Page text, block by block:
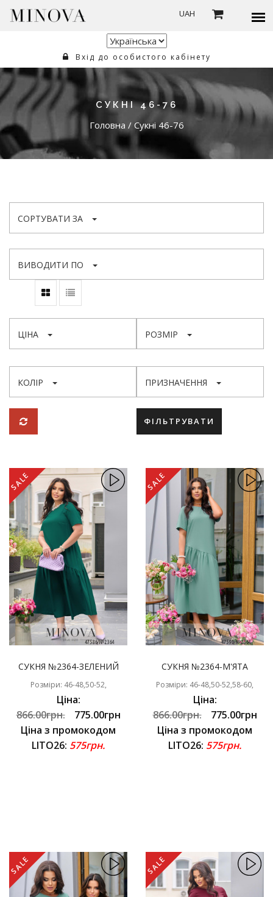
UAH
Вхід до особистого кабінету
СУКНІ 46-76
Головна / Сукні 46-76
СОРТУВАТИ ЗА
ВИВОДИТИ ПО
ЦІНА РОЗМІР
КОЛІР ПРИЗНАЧЕННЯ
ФІЛЬТРУВАТИ
SALE
СУКНЯ №2364-ЗЕЛЕНИЙ
Розміри: 46-48,50-52,
Ціна:
866.00грн.
775.00грн
Ціна з промокодом
LITO26: 575грн.
SALE
СУКНЯ №2364-М'ЯТА
Розміри: 46-48,50-52,58-60,
Ціна:
866.00грн.
775.00грн
Ціна з промокодом
LITO26: 575грн.
SALE SALE